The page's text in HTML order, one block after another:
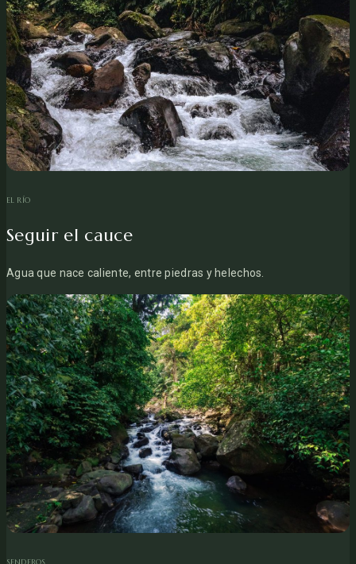
EL RÍO
Seguir el cauce
Agua que nace caliente, entre piedras y helechos.